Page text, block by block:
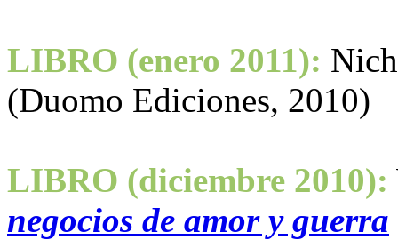
LIBRO (enero 2011):
(Duomo Ediciones, 2010)
LIBRO (diciembre 2010):
negocios de amor y guerra